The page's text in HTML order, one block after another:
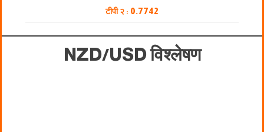
टीपी २ : 0.7742
NZD/USD विश्लेषण